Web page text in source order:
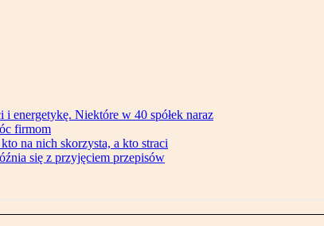
energetykę. Niektóre w 40 spółek naraz
firmom
na nich skorzysta, a kto straci
się z przyjęciem przepisów